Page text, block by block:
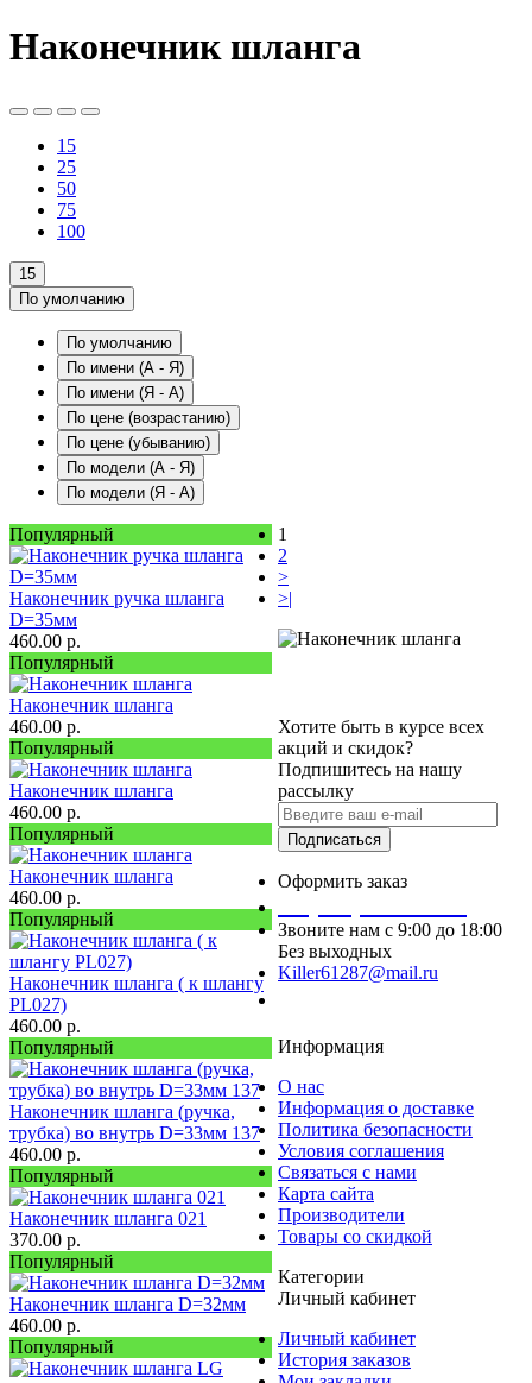
Наконечник шланга
15
25
50
75
100
15
По умолчанию
По умолчанию
По имени (A - Я)
По имени (Я - A)
По цене (возрастанию)
По цене (убыванию)
По модели (A - Я)
По модели (Я - A)
Популярный
Наконечник ручка шланга
D=35мм
460.00 р.
Популярный
Наконечник шланга
460.00 р.
Популярный
Наконечник шланга
460.00 р.
Популярный
Наконечник шланга
460.00 р.
Популярный
Наконечник шланга ( к шлангу
PL027)
460.00 р.
Популярный
Наконечник шланга (ручка,
трубка) во внутрь D=33мм 137
460.00 р.
Популярный
Наконечник шланга 021
370.00 р.
Популярный
Наконечник шланга D=32мм
460.00 р.
Популярный
1
2
>
>|
Хотите быть в курсе всех
акций и скидок?
Подпишитесь на нашу
рассылку
Подписаться
Оформить заказ
Звоните нам с 9:00 до 18:00
Без выходных
Killer61287@mail.ru
Информация
О нас
Информация о доставке
Политика безопасности
Условия соглашения
Связаться с нами
Карта сайта
Производители
Товары со скидкой
Категории
Личный кабинет
Личный кабинет
История заказов